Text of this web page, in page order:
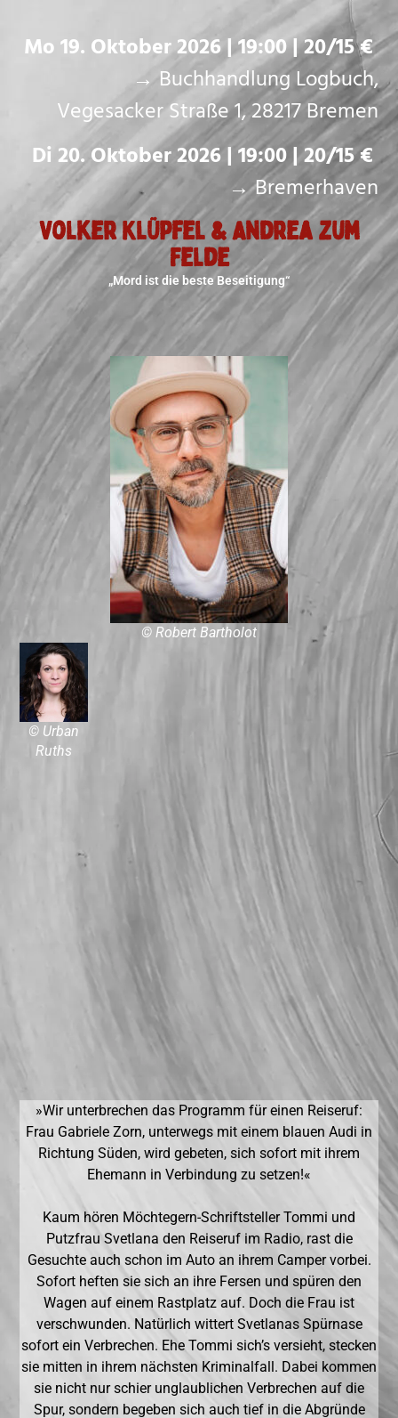
Mo 19. Oktober 2026 | 19:00 | 20/15 €
→ Buchhandlung Logbuch,
Vegesacker Straße 1, 28217 Bremen
Di 20. Oktober 2026 | 19:00 | 20/15 €
→ Bremerhaven
Volker Klüpfel & Andrea zum
Felde
„Mord ist die beste Beseitigung“
© Robert Bartholot
© Urban
Ruths
»Wir unterbrechen das Programm für einen Reiseruf:
Frau Gabriele Zorn, unterwegs mit einem blauen Audi in
Richtung Süden, wird gebeten, sich sofort mit ihrem
Ehemann in Verbindung zu setzen!«
Kaum hören Möchtegern-Schriftsteller Tommi und
Putzfrau Svetlana den Reiseruf im Radio, rast die
Gesuchte auch schon im Auto an ihrem Camper vorbei.
Sofort heften sie sich an ihre Fersen und spüren den
Wagen auf einem Rastplatz auf. Doch die Frau ist
verschwunden. Natürlich wittert Svetlanas Spürnase
sofort ein Verbrechen. Ehe Tommi sich’s versieht, stecken
sie mitten in ihrem nächsten Kriminalfall. Dabei kommen
sie nicht nur schier unglaublichen Verbrechen auf die
Spur, sondern begeben sich auch tief in die Abgründe